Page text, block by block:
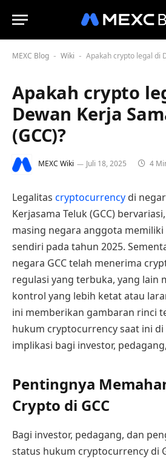
MEXC Blog - Wiki - Apakah crypto legal di
Apakah crypto
Dewan Kerja
(GCC)?
MEXC Wiki Juli 18, 2025 4
Legalitas cryptocurrency di
Kerjasama Teluk (GCC)
masing negara anggota
sendiri pada tahun 2025.
negara GCC telah menerima
regulasi yang terbuka, yang lain
kontrol yang lebih ketat atau
ini memberikan gambaran rinci
hukum cryptocurrency saat ini di
implikasi bagi investor,
Pentingnya
Crypto di GCC
Bagi investor, pedagang, dan
status hukum cryptocurrency di